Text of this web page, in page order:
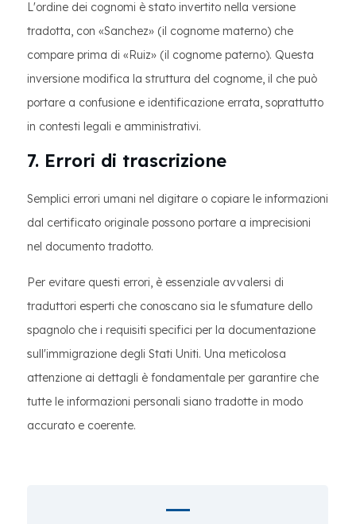
L'ordine dei cognomi è stato invertito nella versione
tradotta, con «Sanchez» (il cognome materno) che
compare prima di «Ruiz» (il cognome paterno). Questa
inversione modifica la struttura del cognome, il che può
portare a confusione e identificazione errata, soprattutto
in contesti legali e amministrativi.
7. Errori di trascrizione
Semplici errori umani nel digitare o copiare le informazioni
dal certificato originale possono portare a imprecisioni
nel documento tradotto.
Per evitare questi errori, è essenziale avvalersi di
traduttori esperti che conoscano sia le sfumature dello
spagnolo che i requisiti specifici per la documentazione
sull'immigrazione degli Stati Uniti. Una meticolosa
attenzione ai dettagli è fondamentale per garantire che
tutte le informazioni personali siano tradotte in modo
accurato e coerente.